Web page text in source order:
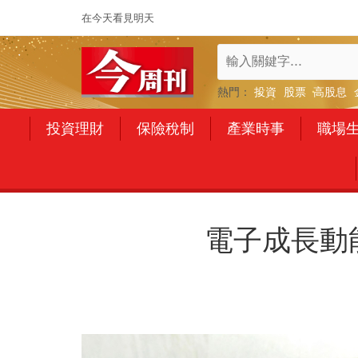
在今天看見明天
熱門： 投資 股票 高股息
投資理財 保險稅制 產業時事 職場
電子成長